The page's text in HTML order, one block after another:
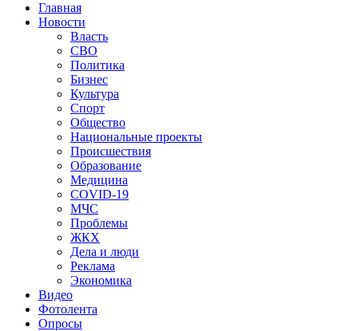
Главная
Новости
Власть
СВО
Политика
Бизнес
Культура
Спорт
Общество
Национальные проекты
Происшествия
Образование
Медицина
COVID-19
МЧС
Проблемы
ЖКХ
Дела и люди
Реклама
Экономика
Видео
Фотолента
Опросы